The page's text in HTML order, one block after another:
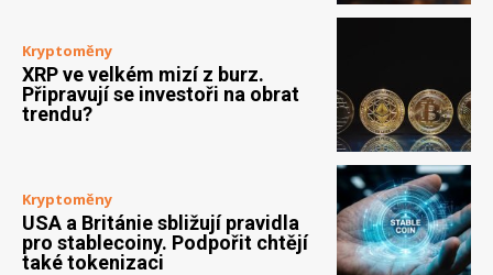
Kryptoměny
XRP ve velkém mizí z burz.
Připravují se investoři na obrat
trendu?
Kryptoměny
USA a Británie sbližují pravidla
pro stablecoiny. Podpořit chtějí
také tokenizaci